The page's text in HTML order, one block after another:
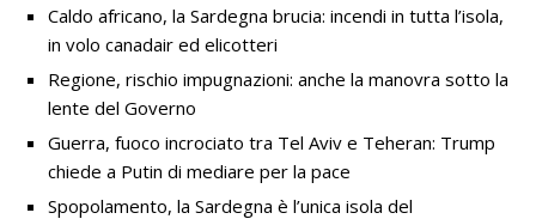
Caldo africano, la Sardegna brucia: incendi in tutta l’isola,
in volo canadair ed elicotteri
Regione, rischio impugnazioni: anche la manovra sotto la
lente del Governo
Guerra, fuoco incrociato tra Tel Aviv e Teheran: Trump
chiede a Putin di mediare per la pace
Spopolamento, la Sardegna è l’unica isola del